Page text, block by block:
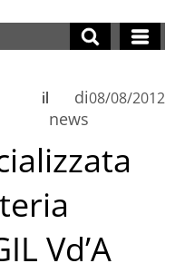
di
news
il 08/08/2012
Vd’A